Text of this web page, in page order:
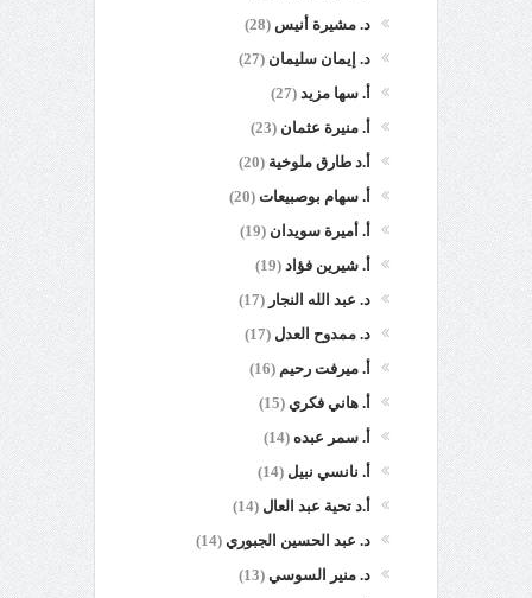
د. مشيرة أنيس (28)
د. إيمان سليمان (27)
أ. سها مزيد (27)
أ. منيرة عثمان (23)
أ.د طارق ملوخية (20)
أ. سهام بوصبيعات (20)
أ. أميرة سويدان (19)
أ. شيرين فؤاد (19)
د. عبد الله النجار (17)
د. ممدوح العدل (17)
أ. ميرفت رحيم (16)
أ. هاني فكري (15)
أ. سمر عبده (14)
أ. نانسي نبيل (14)
أ.د تحية عبد العال (14)
د. عبد الحسين الجبوري (14)
د. منير السوسي (13)